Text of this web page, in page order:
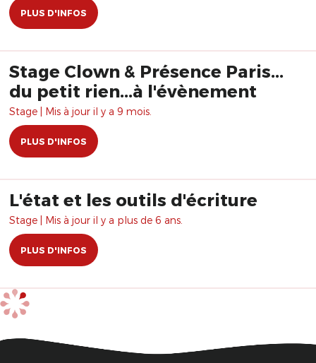
PLUS D'INFOS
Stage Clown & Présence Paris...
du petit rien...à l'évènement
Stage | Mis à jour il y a 9 mois.
PLUS D'INFOS
L'état et les outils d'écriture
Stage | Mis à jour il y a plus de 6 ans.
PLUS D'INFOS